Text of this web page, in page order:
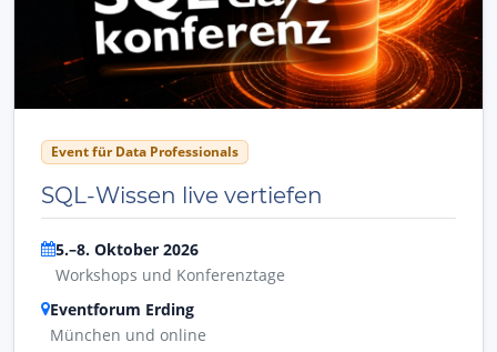
Event für Data Professionals
SQL-Wissen live vertiefen
5.–8. Oktober 2026
Workshops und Konferenztage
Eventforum Erding
München und online